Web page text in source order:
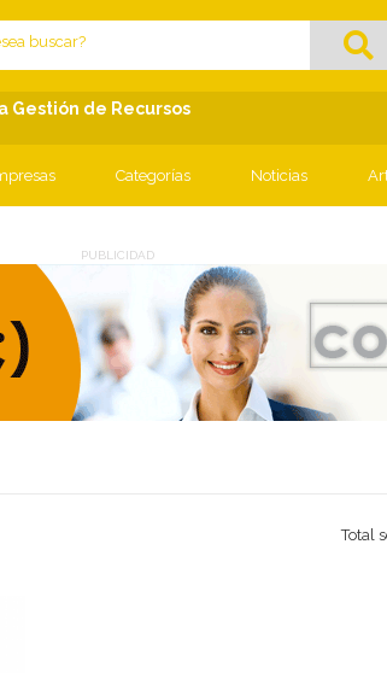
Gestión de Recursos
Categorías Noticias
PUBLICIDAD
Total